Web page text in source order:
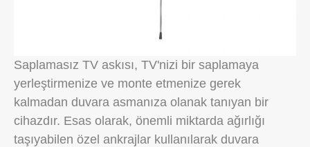
Saplamasız TV askısı, TV'nizi bir saplamaya
yerleştirmenize ve monte etmenize gerek
kalmadan duvara asmanıza olanak tanıyan bir
cihazdır. Esas olarak, önemli miktarda ağırlığı
taşıyabilen özel ankrajlar kullanılarak duvara